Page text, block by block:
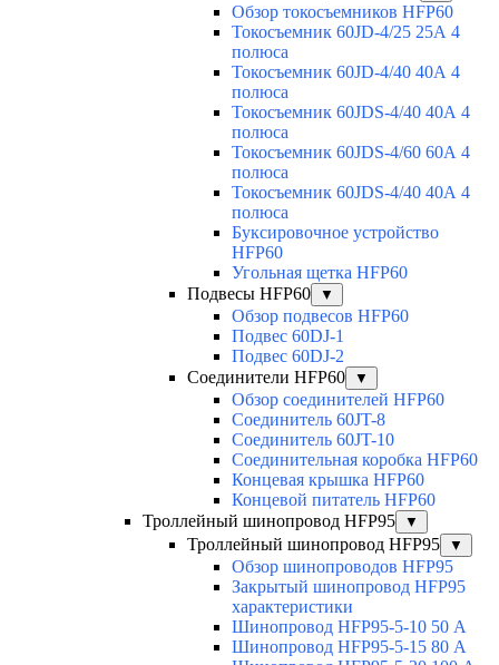
Обзор токосъемников HFP60
Токосъемник 60JD-4/25 25А 4
полюса
Токосъемник 60JD-4/40 40А 4
полюса
Токосъемник 60JDS-4/40 40А 4
полюса
Токосъемник 60JDS-4/60 60А 4
полюса
Токосъемник 60JDS-4/40 40А 4
полюса
Буксировочное устройство
HFP60
Угольная щетка HFP60
Подвесы HFP60
▼
Обзор подвесов HFP60
Подвес 60DJ-1
Подвес 60DJ-2
Соединители HFP60
▼
Обзор соединителей HFP60
Соединитель 60JT-8
Соединитель 60JT-10
Соединительная коробка HFP60
Концевая крышка HFP60
Концевой питатель HFP60
Троллейный шинопровод HFP95
▼
Троллейный шинопровод HFP95 ▼
Обзор шинопроводов HFP95
Закрытый шинопровод HFP95
характеристики
Шинопровод HFP95-5-10 50 А
Шинопровод HFP95-5-15 80 А